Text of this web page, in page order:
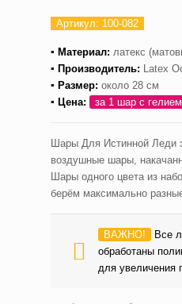
Артикул: 100-082
▪ Материал: латекс
▪ Производитель: Latex
▪ Размер: около 28 см
▪ Цена:
за 1 шар с гелием
Шары Для Истинной Леди
воздушные шары,
Шары одного цвета из
берём максимально
ВАЖНО!
Все
обработаны
для увеличения